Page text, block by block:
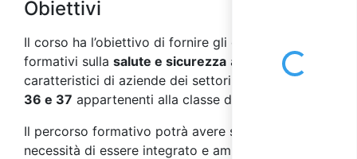
Obiettivi
Il corso ha l’obiettivo di fornire gli elementi
formativi sulla salute e sicurezza ai lavoratori
caratteristici di aziende dei settori
ATECO 2007 E
36 e 37 appartenenti alla classe di
Il percorso formativo potrà avere successivamente
necessità di essere integrato e ampliato secondo
Loading...